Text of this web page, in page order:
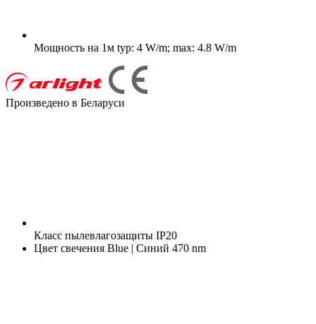
Мощность на 1м typ: 4 W/m; max: 4.8 W/m
Произведено в Беларуси
Класс пылевлагозащиты IP20
Цвет свечения Blue | Синий 470 nm